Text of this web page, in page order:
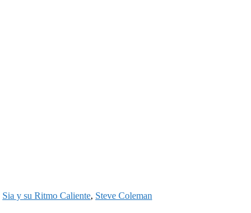
Sia y su Ritmo Caliente, Steve Coleman